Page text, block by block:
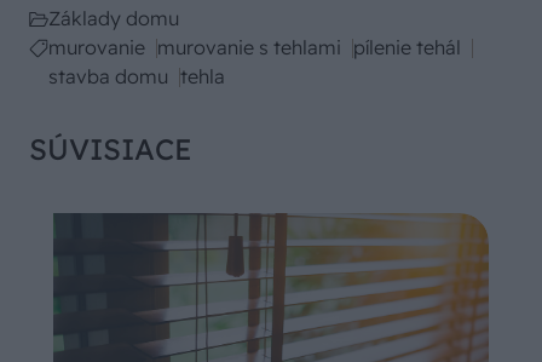
Základy domu
murovanie murovanie s tehlami pílenie tehál
stavba domu tehla
SÚVISIACE